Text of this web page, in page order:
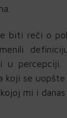
biti reči o
u percepciji.
koji se
mi i